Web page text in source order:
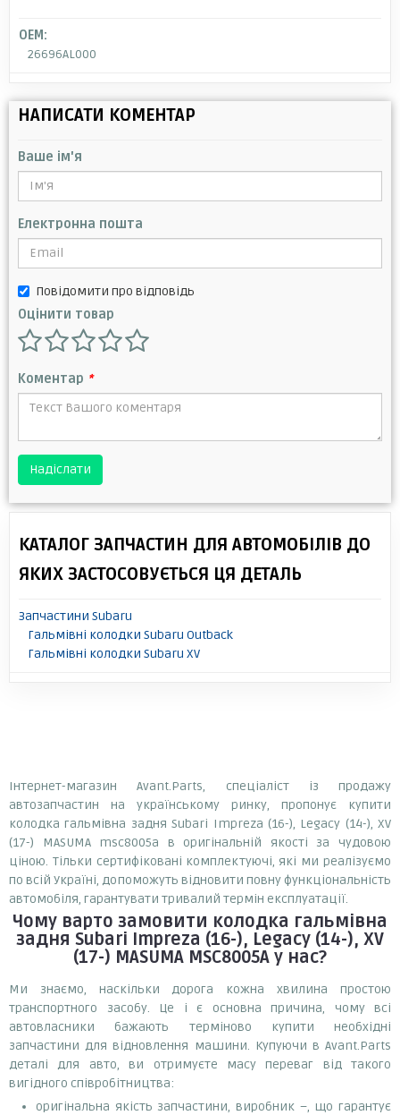
OEM:
26696AL000
НАПИСАТИ КОМЕНТАР
Ваше ім'я
Електронна пошта
Повідомити про відповідь
Оцінити товар
Коментар *
Надіслати
КАТАЛОГ ЗАПЧАСТИН ДЛЯ АВТОМОБІЛІВ ДО
ЯКИХ ЗАСТОСОВУЄТЬСЯ ЦЯ ДЕТАЛЬ
Запчастини Subaru
Гальмівні колодки Subaru Outback
Гальмівні колодки Subaru XV
Інтернет-магазин Avant.Parts, спеціаліст із продажу
автозапчастин на українському ринку, пропонує купити
колодка гальмівна задня Subari Impreza (16-), Legacy (14-), XV
(17-) MASUMA msc8005a в оригінальній якості за чудовою
ціною. Тільки сертифіковані комплектуючі, які ми реалізуємо
по всій Україні, допоможуть відновити повну функціональність
автомобіля, гарантувати тривалий термін експлуатації.
Чому варто замовити колодка гальмівна
задня Subari Impreza (16-), Legacy (14-), XV
(17-) MASUMA MSC8005A у нас?
Ми знаємо, наскільки дорога кожна хвилина простою
транспортного засобу. Це і є основна причина, чому всі
автовласники бажають терміново купити необхідні
запчастини для відновлення машини. Купуючи в Avant.Parts
деталі для авто, ви отримуєте масу переваг від такого
вигідного співробітництва:
оригінальна якість запчастини, виробник –, що гарантує